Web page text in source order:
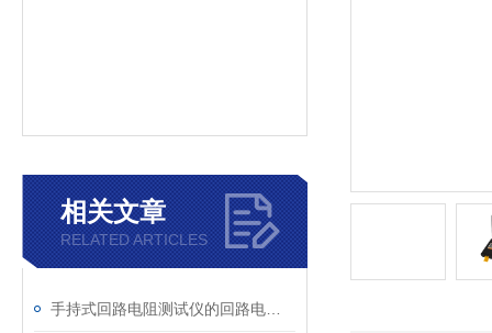
相关文章
RELATED ARTICLES